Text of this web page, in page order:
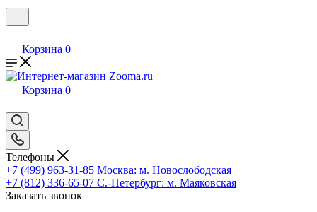
Корзина 0
Корзина 0
Телефоны
+7 (499) 963-31-85 Москва: м. Новослободская
+7 (812) 336-65-07 С.-Петербург: м. Маяковская
Заказать звонок